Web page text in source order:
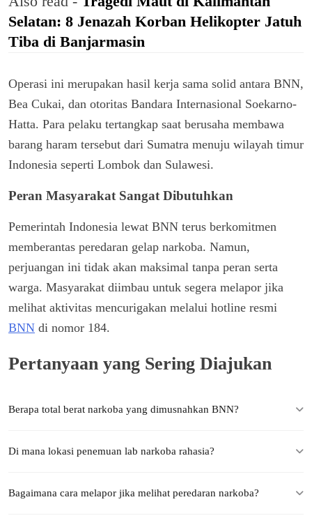
Selatan: 8 Jenazah Korban Helikopter Jatuh
Tiba di Banjarmasin
Operasi ini merupakan hasil kerja sama solid antara BNN,
Bea Cukai, dan otoritas Bandara Internasional Soekarno-
Hatta. Para pelaku tertangkap saat berusaha membawa
barang haram tersebut dari Sumatra menuju wilayah timur
Indonesia seperti Lombok dan Sulawesi.
Peran Masyarakat Sangat Dibutuhkan
Pemerintah Indonesia lewat BNN terus berkomitmen
memberantas peredaran gelap narkoba. Namun,
perjuangan ini tidak akan maksimal tanpa peran serta
warga. Masyarakat diimbau untuk segera melapor jika
melihat aktivitas mencurigakan melalui hotline resmi
BNN di nomor 184.
Pertanyaan yang Sering Diajukan
Berapa total berat narkoba yang dimusnahkan BNN?
Di mana lokasi penemuan lab narkoba rahasia?
Bagaimana cara melapor jika melihat peredaran narkoba?